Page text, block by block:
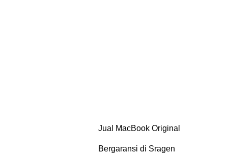
Jual MacBook Original
Bergaransi di Sragen